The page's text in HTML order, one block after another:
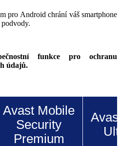
pro Android chrání váš smartphone
funkce pro ochranu
údajů.
Avast Mobile
Security
Premium